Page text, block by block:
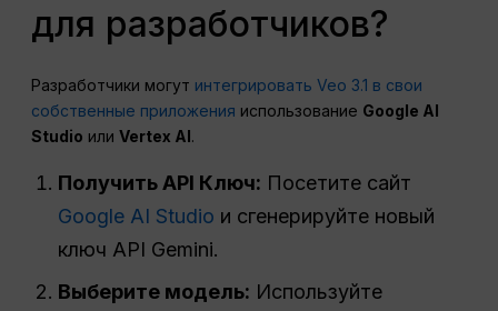
для разработчиков?
Разработчики могут интегрировать Veo 3.1 в свои
собственные приложения использование Google AI
Studio илиVertex AI.
Получить API Ключ: Посетите сайт
Google AI Studio и сгенерируйте новый
ключ API Gemini.
Выберите модель: Используйте